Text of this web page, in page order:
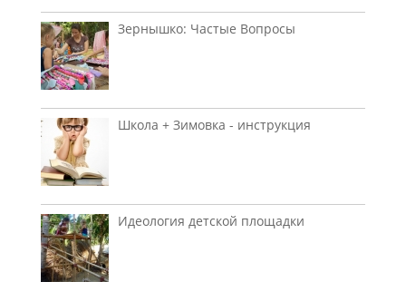
Зернышко: Частые Вопросы
Школа + Зимовка - инструкция
Идеология детской площадки